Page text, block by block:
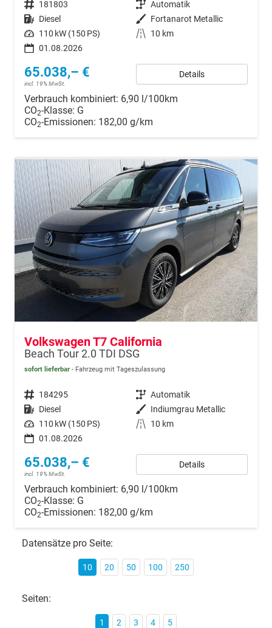
Fahrzeugnr. 181803 Getriebe Automatik
Kraftstoff Diesel Außenfarbe Fortanarot Metallic
Leistung 110 kW (150 PS) Kilometerstand
10 km
01.08.2026
65.038,– €
incl. 19% MwSt.
Details
Verbrauch kombiniert: 6,90 l/100km
CO2-Klasse: G
CO2-Emissionen: 182,00 g/km
Volkswagen T7 California
Beach Tour 2.0 TDI DSG
sofort lieferbar Fahrzeug mit Tageszulassung
Fahrzeugnr. 184295 Getriebe Automatik
Kraftstoff Diesel Außenfarbe Indiumgrau Metallic
Leistung 110 kW (150 PS) Kilometerstand
10 km
01.08.2026
65.038,– €
incl. 19% MwSt.
Details
Verbrauch kombiniert: 6,90 l/100km
CO2-Klasse: G
CO2-Emissionen: 182,00 g/km
Datensätze pro Seite:
10 20 50 100 250
Seiten:
1 2 3 4 5